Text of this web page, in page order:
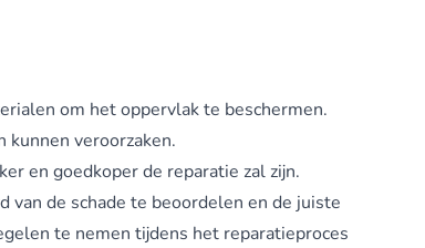
om het oppervlak te beschermen.
veroorzaken.
en goedkoper de reparatie zal zijn.
van de schade te beoordelen en de juiste
te nemen tijdens het reparatieproces